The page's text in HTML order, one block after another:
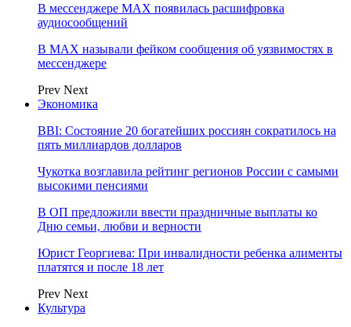
В мессенджере MAX появилась расшифровка
аудиосообщений
В МAX называли фейком сообщения об уязвимостях в
мессенджере
Prev Next
Экономика
BBI: Состояние 20 богатейших россиян сократилось на
пять миллиардов долларов
Чукотка возглавила рейтинг регионов России с самыми
высокими пенсиями
В ОП предложили ввести праздничные выплаты ко
Дню семьи, любви и верности
Юрист Георгиева: При инвалидности ребенка алименты
платятся и после 18 лет
Prev Next
Культура